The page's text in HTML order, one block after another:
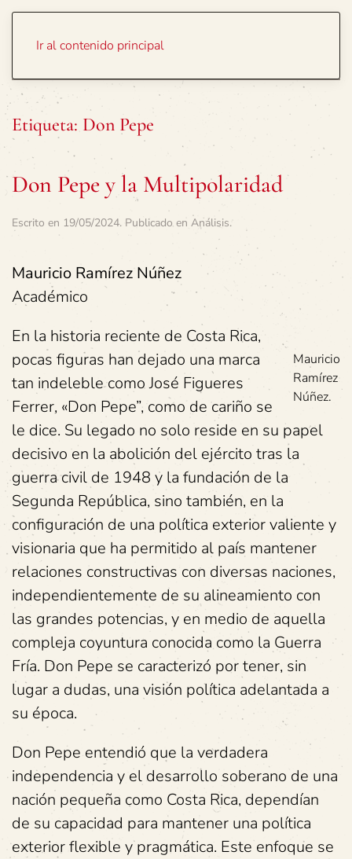
Ir al contenido principal
Etiqueta: Don Pepe
Don Pepe y la Multipolaridad
Escrito en 19/05/2024. Publicado en Análisis.
Mauricio Ramírez Núñez
Académico
Mauricio
Ramírez
Núñez.
En la historia reciente de Costa Rica,
pocas figuras han dejado una marca
tan indeleble como José Figueres
Ferrer, «Don Pepe”, como de cariño se
le dice. Su legado no solo reside en su papel
decisivo en la abolición del ejército tras la
guerra civil de 1948 y la fundación de la
Segunda República, sino también, en la
configuración de una política exterior valiente y
visionaria que ha permitido al país mantener
relaciones constructivas con diversas naciones,
independientemente de su alineamiento con
las grandes potencias, y en medio de aquella
compleja coyuntura conocida como la Guerra
Fría. Don Pepe se caracterizó por tener, sin
lugar a dudas, una visión política adelantada a
su época.
Don Pepe entendió que la verdadera
independencia y el desarrollo soberano de una
nación pequeña como Costa Rica, dependían
de su capacidad para mantener una política
exterior flexible y pragmática. Este enfoque se